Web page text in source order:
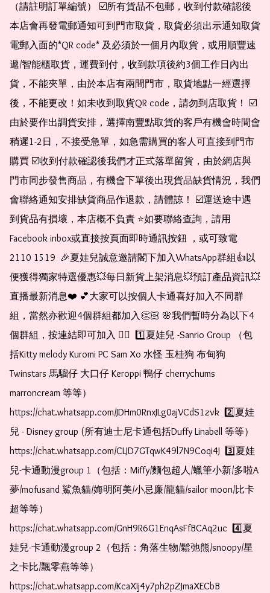
（請註明訂單編號） ☑️所有貨品不包郵，收到付款確認後
本店會再發電郵通知可到門市取貨，取貨必須出示通知取貨
電郵入面的*QR code* 及必須於一個月內取貨，或用順豐速
遞/智能櫃取貨，運費到付，收到款項後約3個工作日內出
貨，不能夾單，由於本店有兩間門市，取貨地點一經選擇
後，不能更改！如未收到取貨QR code，請勿到店取貨！ ☑️
由於要作出調貨安排，選擇南豐點取貨的客戶有機會時間會
稍遲1-2日，不接受急單，如急需購買的客人可直接到門市
購買 ☑️收到付款確認後我們才正式落單留貨，由於網店與
門市同步發售商品，有機會下單後出現貨品缺貨情況，我們
會聯絡通知安排缺貨商品作退款，請體諒！ ☑️運送途中遇
到貨品有損壞，本店概不負責 ⭐️如要聯絡查詢，請用
Facebook inbox或直接按頁面即時通訊按鈕 ，或可致電
2110 1519  🎉夏娃兒誠意邀請閣下加入WhatsApp群組👍以
便獲得獨家特選優惠💥每日新貨上架消息💥預訂產品資訊💥
直播最新消息❤️ 💕大家可以按個人卡通喜好加入不同群
組，當然亦歡迎4個群組都加入👏🏻 🌸我們暫時分為以下4
個群組，按連結即可加入 👇🏻  1️⃣夏娃兒 -Sanrio Group （包
括Kitty melody Kuromi PC Sam Xo 水怪 玉桂狗 布甸狗
Twinstars 馬騮仔 大口仔 Keroppi 鴨仔 cherrychums
marroncream 等等）
https://chat.whatsapp.com/JDHm0RnxJLg0ajVCdS1zvk  2️⃣夏娃
兒 - Disney group (所有迪士尼卡通包括Duffy Linabell 等等）
https://chat.whatsapp.com/CLJD7GTqwK49l7N9Coqi4J  3️⃣夏娃
兒-卡通動漫group 1（包括：Miffy/麵包超人/蠟筆小新/多啦A
夢/mofusand 鯊魚貓/娒明阿美/小忌廉/龍貓/sailor moon/比卡
超等等）
https://chat.whatsapp.com/GnH9R6G1EnqAsFfBCAq2uc  4️⃣夏
娃兒-卡通動漫group 2（包括：角落生物/鬆弛熊/snoopy/星
之卡比/飄零燕等等）
https://chat.whatsapp.com/KcaXIj4y7ph2pZJmaXECbB